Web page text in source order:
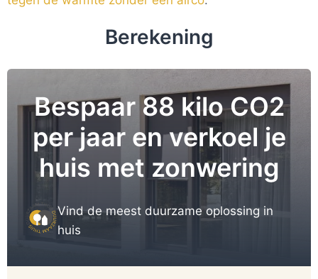
Berekening
Bespaar 88 kilo CO2
per jaar en verkoel je
huis met zonwering
Vind de meest duurzame oplossing in
huis